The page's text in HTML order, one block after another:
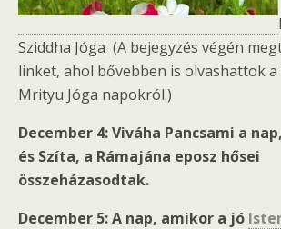
Sziddha Jóga (A bejegyzés végén
linket, ahol bővebben is olvashattok a
Mrityu Jóga napokról.)
December 4: Viváha Pancsami a
és Szíta, a Rámajána eposz hősei
összeházasodtak.
December 5: A nap, amikor a jó